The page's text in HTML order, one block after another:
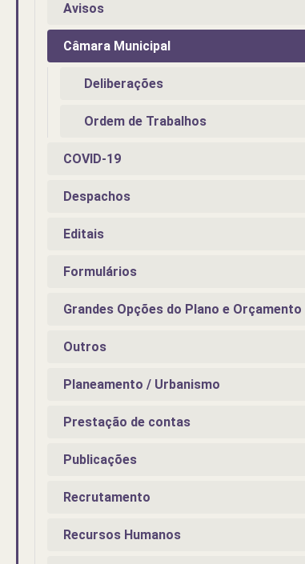
Avisos
Câmara Municipal
Deliberações
Ordem de Trabalhos
COVID-19
Despachos
Editais
Formulários
Grandes Opções do Plano e Orçamento
Outros
Planeamento / Urbanismo
Prestação de contas
Publicações
Recrutamento
Recursos Humanos